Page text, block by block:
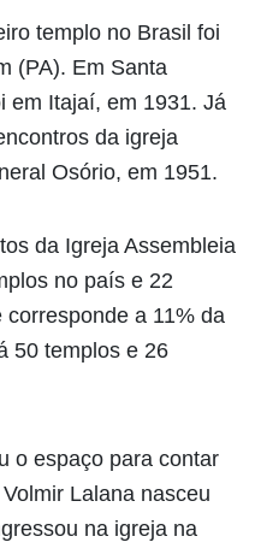
templo no Brasil foi
(PA). Em Santa
em Itajaí, em 1931. Já
da igreja
Osório, em 1951.
da Igreja Assembleia
no país e 22
a 11% da
50 templos e 26
o espaço para contar
Lalana nasceu
na igreja na